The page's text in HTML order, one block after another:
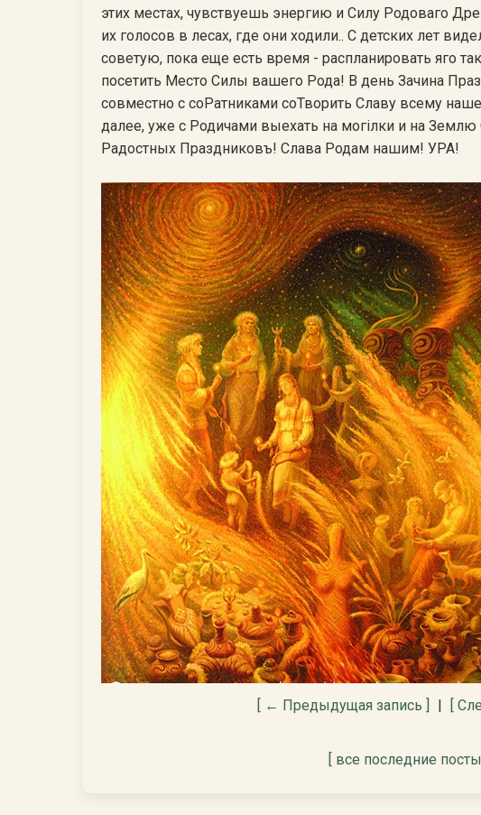
этих местах, чувствуешь энергию и Силу Родоваго
их голосов в лесах, где они ходили.. С детских лет
советую, пока еще есть время - распланировать яго
посетить Место Силы вашего Рода! В день Зачина
совместно с соРатниками соТворить Славу всему
далее, уже с Родичами выехать на могiлки и на
Радостных Праздниковъ! Слава Родам нашим! УРА!
[ ← Предыдущая запись ] | [
[ все последние